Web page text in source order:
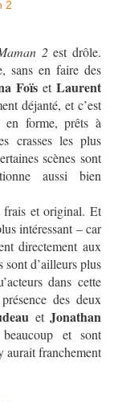
2est drôle.
sans en faire des
Foïs etLaurent
déjanté, et c’est
en forme, prêts à
crasses les plus
scènes sont
aussi bien
frais et original. Et
intéressant – car
directement aux
sont d’ailleurs plus
dans cette
des deux
etJonathan
et sont
aurait franchement